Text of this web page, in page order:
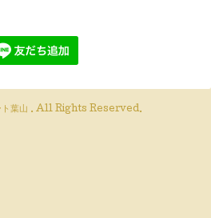
葉山 . All Rights Reserved.